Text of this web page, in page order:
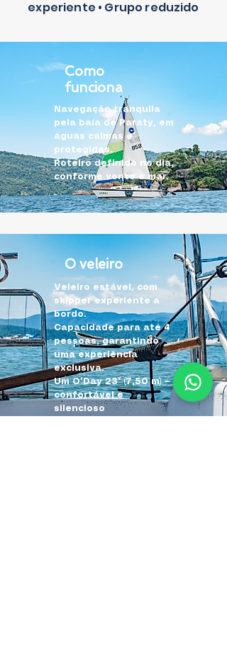
experiente • Grupo reduzido
Como
funciona
Navegação tranquila
pela baía de Paraty, em
águas calmas e
protegidas.
Roteiro definido no dia,
conforme vento e mar.
O veleiro
Veleiro estável, com
skipper experiente a
bordo.
Capacidade para até 4
pessoas, garantindo
uma experiência
exclusiva.
Um O’Day 23’ (7,50 m) —
confortável e
silencioso